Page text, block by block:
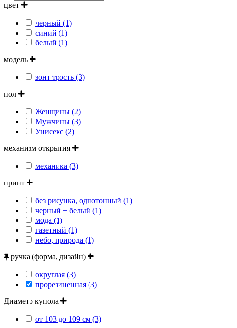
цвет
черный (1)
синий (1)
белый (1)
модель
зонт трость (3)
пол
Женщины (2)
Мужчины (3)
Унисекс (2)
механизм открытия
механика (3)
принт
без рисунка, однотонный (1)
черный + белый (1)
мода (1)
газетный (1)
небо, природа (1)
ручка (форма, дизайн)
округлая (3)
прорезиненная (3)
Диаметр купола
от 103 до 109 см (3)